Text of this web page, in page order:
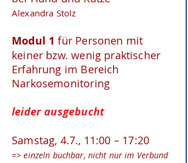
Alexandra Stolz
Modul 1für Personen mit
keiner bzw. wenig praktischer
Erfahrung im Bereich
Narkosemonitoring
leider ausgebucht
Samstag, 4.7., 11:00 – 17:20
=> einzeln buchbar, nicht nur im Verbund